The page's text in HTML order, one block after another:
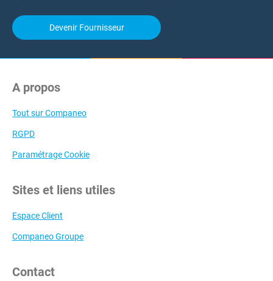
Devenir Fournisseur
A propos
Tout sur Companeo
RGPD
Paramétrage Cookie
Sites et liens utiles
Espace Client
Companeo Groupe
Contact